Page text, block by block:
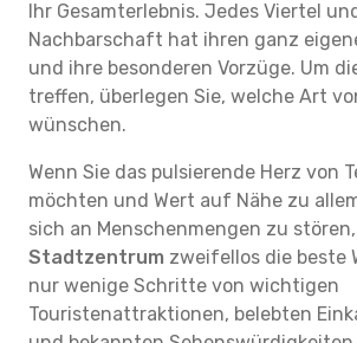
Ihr Gesamterlebnis. Jedes Viertel
Nachbarschaft hat ihren ganz
und ihre besonderen Vorzüge. Um
treffen, überlegen Sie, welche Art
wünschen.
Wenn Sie das pulsierende Herz von
möchten und Wert auf Nähe zu
sich an Menschenmengen zu
Stadtzentrum zweifellos die beste
nur wenige Schritte von wichtigen
Touristenattraktionen, belebten